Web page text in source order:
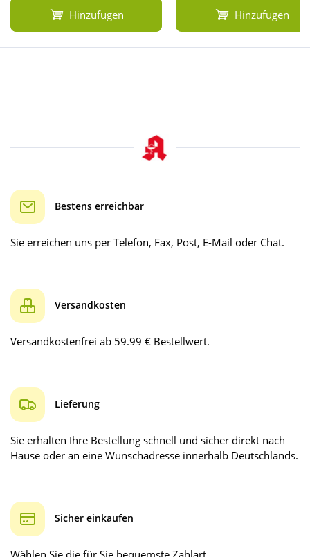
Hinzufügen Hinzufügen
Bestens erreichbar
Sie erreichen uns per Telefon, Fax, Post, E-Mail oder Chat.
Versandkosten
Versandkostenfrei ab 59.99 € Bestellwert.
Lieferung
Sie erhalten Ihre Bestellung schnell und sicher direkt nach
Hause oder an eine Wunschadresse innerhalb Deutschlands.
Sicher einkaufen
Wählen Sie die für Sie bequemste Zahlart.